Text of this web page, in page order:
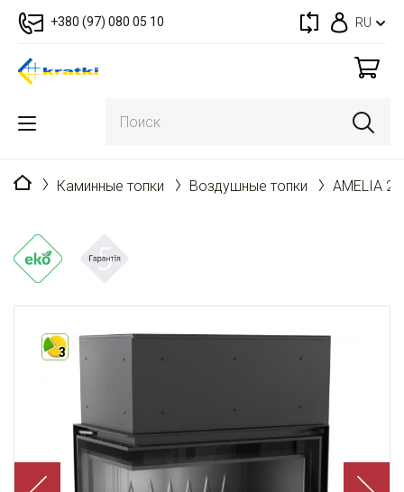
+380 (97) 080 05 10 RU
Главная
Каминные топки Воздушные топки AMELIA
3